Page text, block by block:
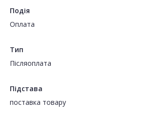
Подія
Оплата
Тип
Пiсляоплата
Підстава
поставка товару